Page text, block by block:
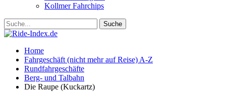
Kollmer Fahrchips
Home
Fahrgeschäft (nicht mehr auf Reise) A-Z
Rundfahrgeschäfte
Berg- und Talbahn
Die Raupe (Kuckartz)